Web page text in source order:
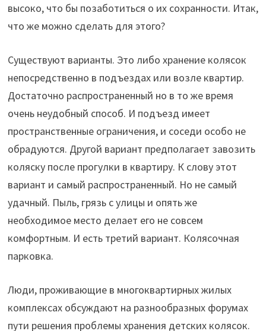
высоко, что бы позаботиться о их сохранности. Итак,
что же можно сделать для этого?
Существуют варианты. Это либо хранение колясок
непосредственно в подъездах или возле квартир.
Достаточно распространенный но в то же время
очень неудобный способ. И подъезд имеет
пространственные ограничения, и соседи особо не
обрадуются. Другой вариант предполагает завозить
коляску после прогулки в квартиру. К слову этот
вариант и самый распространенный. Но не самый
удачный. Пыль, грязь с улицы и опять же
необходимое место делает его не совсем
комфортным. И есть третий вариант. Колясочная
парковка.
Люди, проживающие в многоквартирных жилых
комплексах обсуждают на разнообразных форумах
пути решения проблемы хранения детских колясок.